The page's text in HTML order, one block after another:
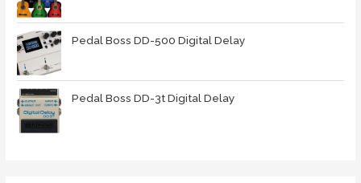
Pedal Boss DD-500 Digital Delay
Pedal Boss DD-3t Digital Delay